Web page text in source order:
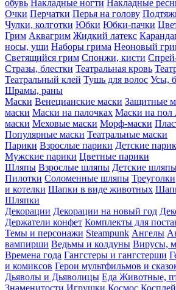
обувь Накладные ногти Накладные
Очки Перчатки Перья на голову
Чулки, колготки Юбки Юбки-пачки
Грим Аквагрим Жидкий латекс
носы, уши Наборы грима Неоновый
Светящийся грим Спонжи, кисти
Стразы, блестки Театральная кровь
Театральный клей Тушь для волос Усы,
Шрамы, раны
Маски Венецианские маски Защитные
маски Маски на палочках Маски на пол
маски Меховые маски Морф-маски
Популярные маски Театральные маски
Парики Взрослые парики Детские
Мужские парики Цветные парики
Шляпы Взрослые шляпы Детские
Пилотки Соломенные шляпы Треуголки
и котелки Шапки в виде животных
Шляпки
Декорации Декорации на новый год
Держатели конфет Комплекты для
Темы и персонажи Steampunk Ангелы
вампирши Ведьмы и колдуны Вирусы,
Времена года Гангстеры и гангстерши
и комиксов Герои мультфильмов и
Дьяволы и Дьяволицы Еда Животные,
Знаменитости Игрушки Космос Косплей